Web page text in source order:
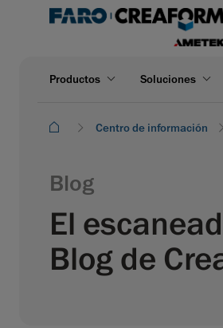
Productos Soluciones
Centro de información
Blog
El
Blog de